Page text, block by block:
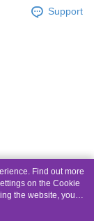
Support
Find out more
on the Cookie
the website, you